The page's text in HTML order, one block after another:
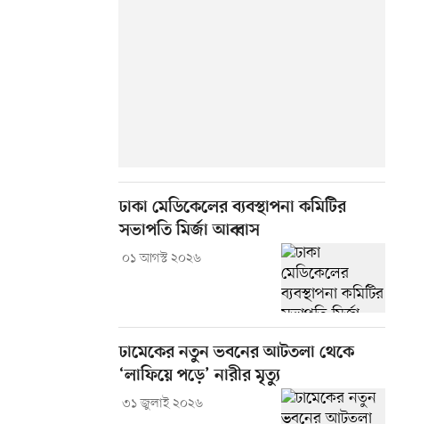
ঢাকা মেডিকেলের ব্যবস্থাপনা কমিটির
সভাপতি মির্জা আব্বাস
০১ আগস্ট ২০২৬
ঢামেকের নতুন ভবনের আটতলা থেকে
‘লাফিয়ে পড়ে’ নারীর মৃত্যু
৩১ জুলাই ২০২৬